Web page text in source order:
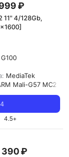
₽
11" 4/128Gb,
MediaTek
Mali-G57 MC2
4
4.5+
390 ₽